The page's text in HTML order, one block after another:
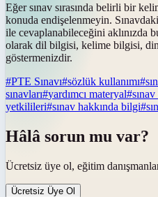
Eğer sınav sırasında belirli bir
konuda endişelenmeyin.
ile cevaplanabileceğini aklınızda
olarak dil bilgisi, kelime bilgisi,
göstermenizdir.
#PTE Sınavı#sözlük kullanımı#
sınavları#yardımcı materyal#
yetkilileri#sınav hakkında bilgi#
Hâlâ sorun mu var?
Ücretsiz üye ol, eğitim
Ücretsiz Üye Ol